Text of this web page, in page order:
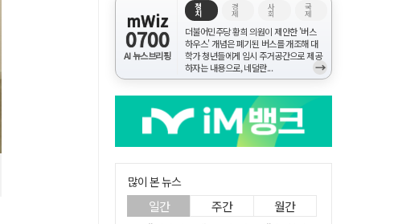
mWiz
0700
AI 뉴스브리핑
정
치
경
제
사
회
국
제
더불어민주당 황희 의원이 제안한 '버스
하우스' 개념은 폐기된 버스를 개조해 대
학가 청년들에게 임시 주거공간으로 제공
하자는 내용으로, 네덜란...
→
많이 본 뉴스
일간 주간 월간